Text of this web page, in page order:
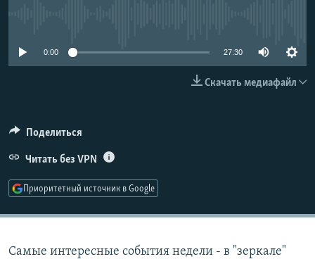
0:00 27:30
Скачать медиафайл
Поделиться
Читать без VPN
Приоритетный источник в Google
Самые интересные события недели - в "зеркале"